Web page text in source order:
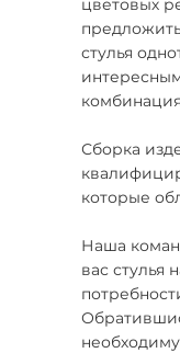
цветовых
стулья
Сборка
которые
Наша
вас стулья